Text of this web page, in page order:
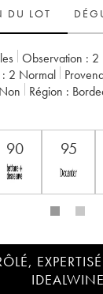
DU LOT
Observation : 2
2 Normal
non Région :
Clarence Dillon
90 95
IDEALWINE